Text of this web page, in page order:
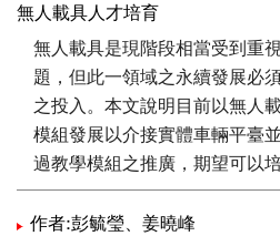
物流旗艦隊應用規劃，將加速
為台灣車輛和零組件產業往下
無人載具人才培育
無人載具是現階段相當受到重
題，但此一領域之永續發展必
之投入。本文說明目前以無人
模組發展以介接實體車輛平臺
過教學模組之推廣，期望可以
新能力，深化在職專業人士之
業界以及發展出具永續性之無
作者:彭毓瑩、姜曉峰